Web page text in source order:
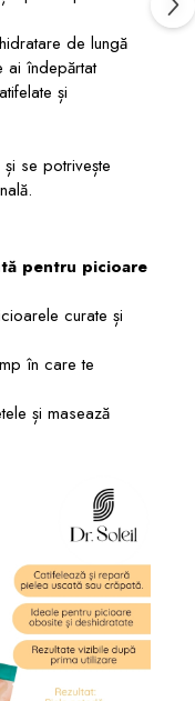
de lungă
ai îndepărtat
și
se potrivește
pentru picioare
curate și
în care te
și masează